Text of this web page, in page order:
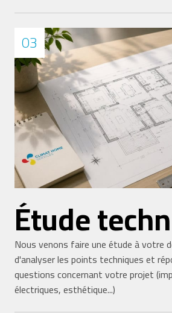
Étude
Nous venons faire une étude à votre
d'analyser les points techniques et
questions concernant votre projet
électriques, esthétique...)
03